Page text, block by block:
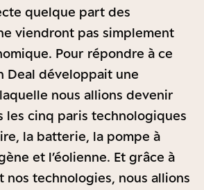
quelque part des
viendront pas simplement
Pour répondre à ce
Deal développait une
nous allions devenir
les cinq paris technologiques
la batterie, la pompe à
et l’éolienne. Et grâce à
nos technologies, nous allions